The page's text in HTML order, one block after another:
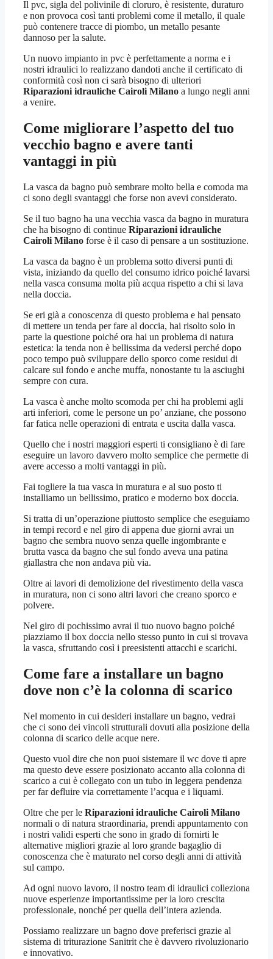
Il pvc, sigla del polivinile di cloruro, è resistente, duraturo
e non provoca così tanti problemi come il metallo, il quale
può contenere tracce di piombo, un metallo pesante
dannoso per la salute.
Un nuovo impianto in pvc è perfettamente a norma e i
nostri idraulici lo realizzano dandoti anche il certificato di
conformità così non ci sarà bisogno di ulteriori
Riparazioni idrauliche Cairoli Milano a lungo negli anni
a venire.
Come migliorare l’aspetto del tuo
vecchio bagno e avere tanti
vantaggi in più
La vasca da bagno può sembrare molto bella e comoda ma
ci sono degli svantaggi che forse non avevi considerato.
Se il tuo bagno ha una vecchia vasca da bagno in muratura
che ha bisogno di continue Riparazioni idrauliche
Cairoli Milano forse è il caso di pensare a un sostituzione.
La vasca da bagno è un problema sotto diversi punti di
vista, iniziando da quello del consumo idrico poiché lavarsi
nella vasca consuma molta più acqua rispetto a chi si lava
nella doccia.
Se eri già a conoscenza di questo problema e hai pensato
di mettere un tenda per fare al doccia, hai risolto solo in
parte la questione poiché ora hai un problema di natura
estetica: la tenda non è bellissima da vedersi perché dopo
poco tempo può sviluppare dello sporco come residui di
calcare sul fondo e anche muffa, nonostante tu la asciughi
sempre con cura.
La vasca è anche molto scomoda per chi ha problemi agli
arti inferiori, come le persone un po’ anziane, che possono
far fatica nelle operazioni di entrata e uscita dalla vasca.
Quello che i nostri maggiori esperti ti consigliano è di fare
eseguire un lavoro davvero molto semplice che permette di
avere accesso a molti vantaggi in più.
Fai togliere la tua vasca in muratura e al suo posto ti
installiamo un bellissimo, pratico e moderno box doccia.
Si tratta di un’operazione piuttosto semplice che eseguiamo
in tempi record e nel giro di appena due giorni avrai un
bagno che sembra nuovo senza quelle ingombrante e
brutta vasca da bagno che sul fondo aveva una patina
giallastra che non andava più via.
Oltre ai lavori di demolizione del rivestimento della vasca
in muratura, non ci sono altri lavori che creano sporco e
polvere.
Nel giro di pochissimo avrai il tuo nuovo bagno poiché
piazziamo il box doccia nello stesso punto in cui si trovava
la vasca, sfruttando così i preesistenti attacchi e scarichi.
Come fare a installare un bagno
dove non c’è la colonna di scarico
Nel momento in cui desideri installare un bagno, vedrai
che ci sono dei vincoli strutturali dovuti alla posizione della
colonna di scarico delle acque nere.
Questo vuol dire che non puoi sistemare il wc dove ti apre
ma questo deve essere posizionato accanto alla colonna di
scarico a cui è collegato con un tubo in leggera pendenza
per far defluire via correttamente l’acqua e i liquami.
Oltre che per le Riparazioni idrauliche Cairoli Milano
normali o di natura straordinaria, prendi appuntamento con
i nostri validi esperti che sono in grado di fornirti le
alternative migliori grazie al loro grande bagaglio di
conoscenza che è maturato nel corso degli anni di attività
sul campo.
Ad ogni nuovo lavoro, il nostro team di idraulici colleziona
nuove esperienze importantissime per la loro crescita
professionale, nonché per quella dell’intera azienda.
Possiamo realizzare un bagno dove preferisci grazie al
sistema di triturazione Sanitrit che è davvero rivoluzionario
e innovativo.